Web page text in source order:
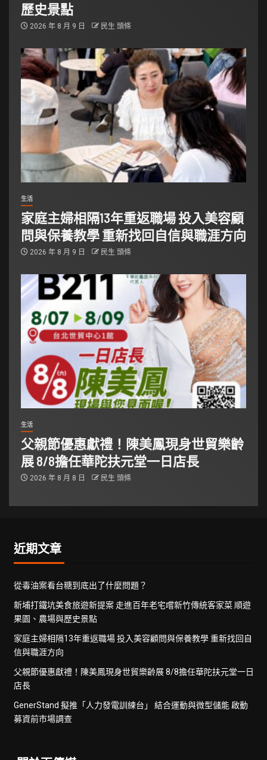
歷史景點
2026 年 8 月 9 日 民生 頭條
生活
家庭主婦相隔13年重返職場 投入美容顧
問與保養教學 重新找回自信與職涯方向
2026 年 8 月 9 日 民生 頭條
生活
父親節優惠獻禮！陳美鳳現身世貿樂齡
展 8/8擔任華陀扶元堂一日店長
2026 年 8 月 8 日 民生 頭條
近期文章
從毒油案看台糖到底出了什麼問題？
新埔打鐵坑美食旅遊新提案 走進百年老宅嚐新竹傳統客家菜 順遊
果園、農場與歷史景點
家庭主婦相隔13年重返職場 投入美容顧問與保養教學 重新找回自
信與職涯方向
父親節優惠獻禮！陳美鳳現身世貿樂齡展 8/8擔任華陀扶元堂一日
店長
GenerStand 擬推「人力發電訓練台」 結合運動與微型儲能 啟動
募資前市場調查